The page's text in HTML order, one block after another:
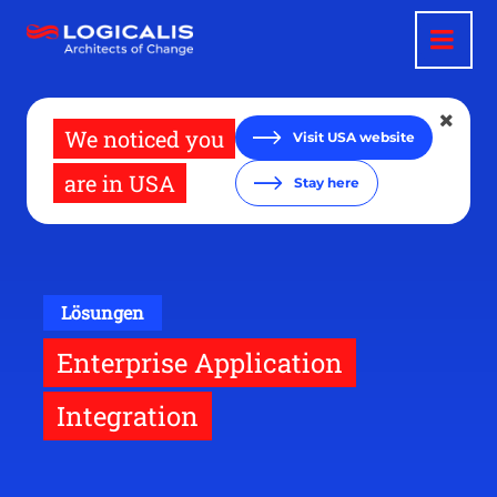
zum
Inhalt
We noticed you
are in USA
Visit USA website
Stay here
Lösungen
Enterprise Application
Integration